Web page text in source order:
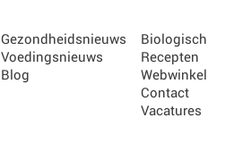
Gezondheidsnieuws
Voedingsnieuws
Blog
Biologisch
Recepten
Webwinkel
Contact
Vacatures